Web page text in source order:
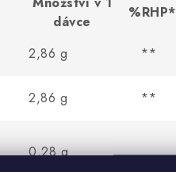
dávce
%RHP*
2,86 g **
2,86 g **
0,28 g
**